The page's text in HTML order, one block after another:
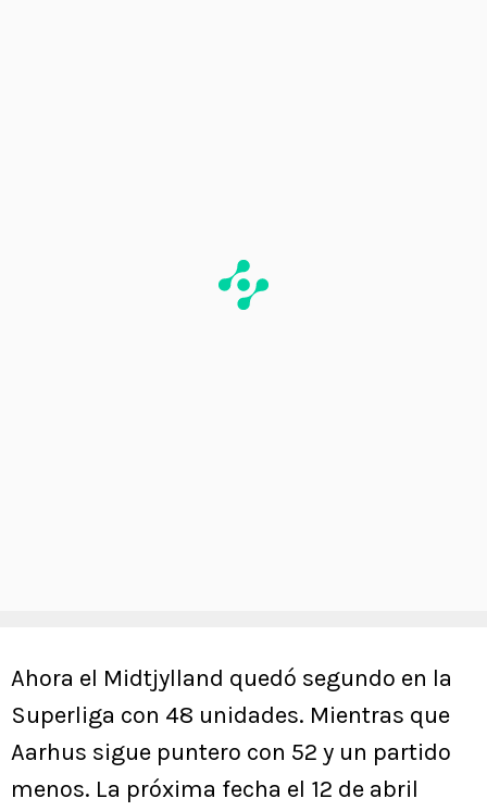
Ahora el Midtjylland quedó segundo en la
Superliga con 48 unidades. Mientras que
Aarhus sigue puntero con 52 y un partido
menos. La próxima fecha el 12 de abril